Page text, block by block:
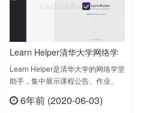
Learn Helper清华大学网络学
堂助手
Learn Helper是清华大学的网络学堂
助手，集中展示课程公告、作业、
华大学网络学堂对用户而言，设计的
6年前 (2020-06-03)